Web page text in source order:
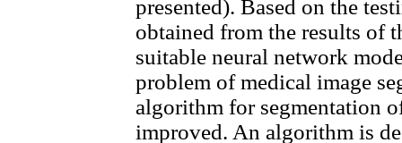
presented). Based on the
obtained from the results of
suitable neural network
problem of medical image
algorithm for segmentation
improved. An algorithm is